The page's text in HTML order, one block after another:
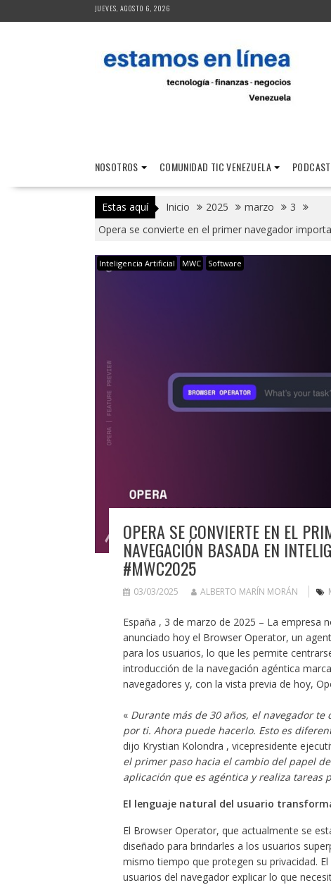
al
JUEVES, AGOSTO 6, 2026
NOSOTROS COMUNIDAD TIC VENEZUELA PODCAST
Estas aquí Inicio 2025 marzo
3
Opera se convierte en el primer navegador
Inteligencia Artificial MWC Software
OPERA SE CONVIERTE EN EL
NAVEGACIÓN BASADA EN
#MWC2025
03/03/2025 ALBERTO MARÍN MORÁN
España , 3 de marzo de 2025 – La empresa
anunciado hoy el Browser Operator, un
para los usuarios, lo que les permite
introducción de la navegación agéntica
navegadores y, con la vista previa de hoy,
«Durante más de 30 años, el navegador te
por ti. Ahora puede hacerlo. Esto es
dijo Krystian Kolondra , vicepresidente
el primer paso hacia el cambio del papel
aplicación que es agéntica y realiza tareas
El lenguaje natural del usuario
El Browser Operator, que actualmente se
diseñado para brindarles a los usuarios
mismo tiempo que protegen su privacidad.
usuarios del navegador explicar lo que